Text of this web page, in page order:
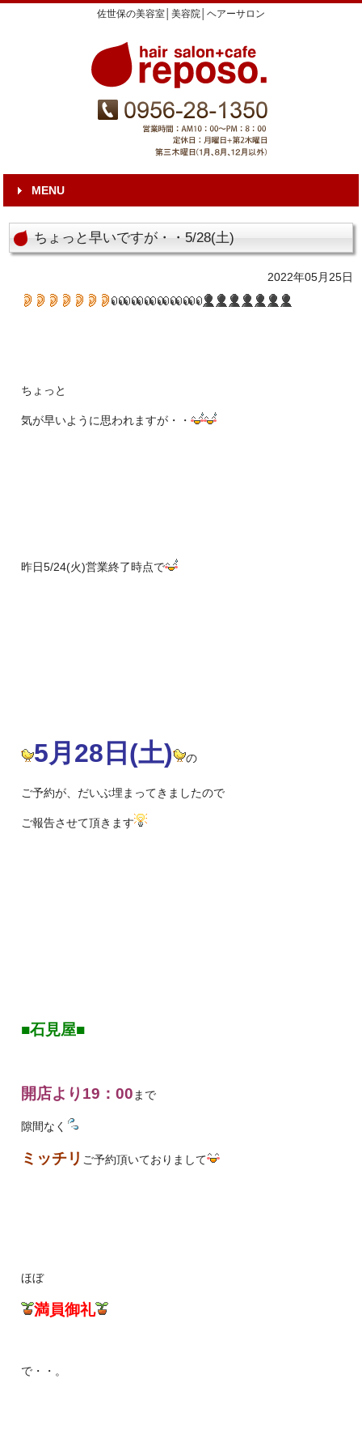
佐世保の美容室│美容院│ヘアーサロン
MENU
ちょっと早いですが・・5/28(土)
2022年05月25日
ちょっと
気が早いように思われますが・・
昨日5/24(火)営業終了時点で
5月28日(土) の
ご予約が、だいぶ埋まってきましたので
ご報告させて頂きます
■石見屋■
開店より19：00 まで
隙間なく
ミッチリ ご予約頂いておりまして
ほぼ
満員御礼
で・・。